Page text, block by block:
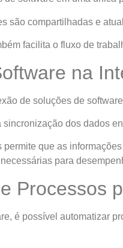
são compartilhadas e
facilita o fluxo de
na
de soluções de
sincronização dos dados
permite que as
para
Processos
é possível automatizar